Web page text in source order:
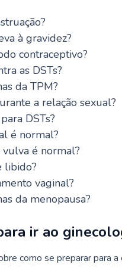
à gravidez?
contraceptivo?
as DSTs?
da TPM?
a relação sexual?
DSTs?
é normal?
é normal?
libido?
vaginal?
da menopausa?
ir ao
como se preparar para